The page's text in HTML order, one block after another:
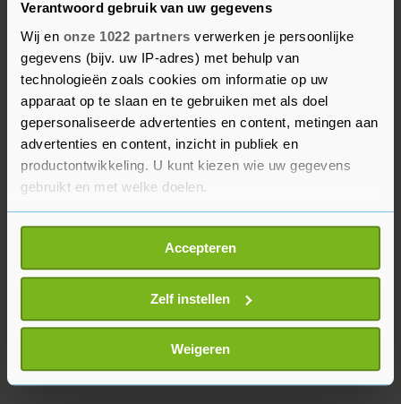
Verantwoord gebruik van uw gegevens
Wij en onze 1022 partners verwerken je persoonlijke
gegevens (bijv. uw IP-adres) met behulp van
technologieën zoals cookies om informatie op uw
apparaat op te slaan en te gebruiken met als doel
gepersonaliseerde advertenties en content, metingen aan
advertenties en content, inzicht in publiek en
productontwikkeling. U kunt kiezen wie uw gegevens
gebruikt en met welke doelen.
Als u het toestaat, willen we ook graag:
Informatie verzamelen over uw geografische
locatie, die tot een paar meter nauwkeurig kan zijn
Uw apparaat identificeren door het actief te
scannen op specifieke eigenschappen (fingerprinting)
Lees meer over hoe uw persoonlijke gegevens worden
verwerkt en stel uw voorkeuren in het
U kunt uw toestemming op elk moment wijzigen of
Accepteren
Zelf instellen
Weigeren
geweerd, is niet bekend.
Google Nederland geeft wel aan dat vorig jaar 29
miljoen advertenties zijn tegengehouden die
tegen richtlijnen van de zoekmachine indruisten.
Het ging daarbij om aanprijzingen om producten
te kopen die in werkelijkheid gratis beschikbaar
zijn.